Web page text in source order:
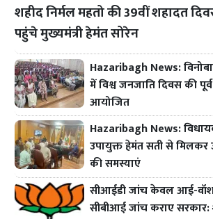
शहीद निर्मल महतो की 39वीं शहादत
पहुंचे मुख्यमंत्री हेमंत सोरेन
Hazaribagh News: विनोबा
में विश्व जनजाति दिवस की
आयोजित
Hazaribagh News:
उपायुक्त हेमंत सती से मिलकर
की समस्याएं
सीआईडी जांच केवल आई-
सीबीआई जांच कराए